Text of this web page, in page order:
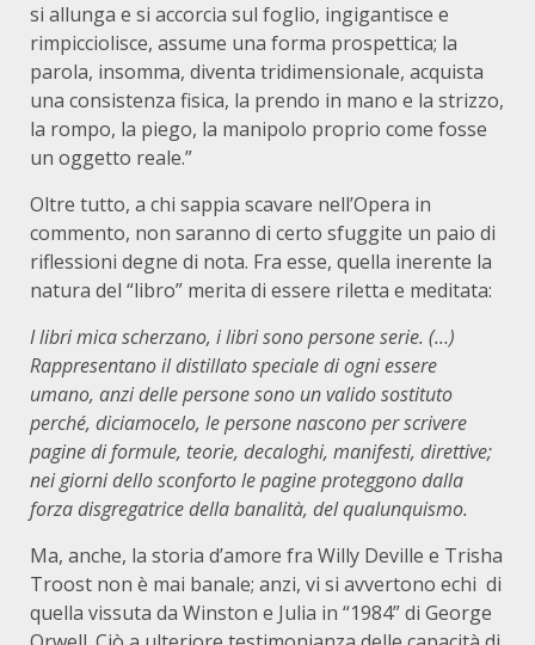
si allunga e si accorcia sul foglio, ingigantisce e
rimpicciolisce, assume una forma prospettica; la
parola, insomma, diventa tridimensionale, acquista
una consistenza fisica, la prendo in mano e la strizzo,
la rompo, la piego, la manipolo proprio come fosse
un oggetto reale.”
Oltre tutto, a chi sappia scavare nell’Opera in
commento, non saranno di certo sfuggite un paio di
riflessioni degne di nota. Fra esse, quella inerente la
natura del “libro” merita di essere riletta e meditata:
I libri mica scherzano, i libri sono persone serie. (…)
Rappresentano il distillato speciale di ogni essere
umano, anzi delle persone sono un valido sostituto
perché, diciamocelo, le persone nascono per scrivere
pagine di formule, teorie, decaloghi, manifesti, direttive;
nei giorni dello sconforto le pagine proteggono dalla
forza disgregatrice della banalità, del qualunquismo.
Ma, anche, la storia d’amore fra Willy Deville e Trisha
Troost non è mai banale; anzi, vi si avvertono echi di
quella vissuta da Winston e Julia in “1984” di George